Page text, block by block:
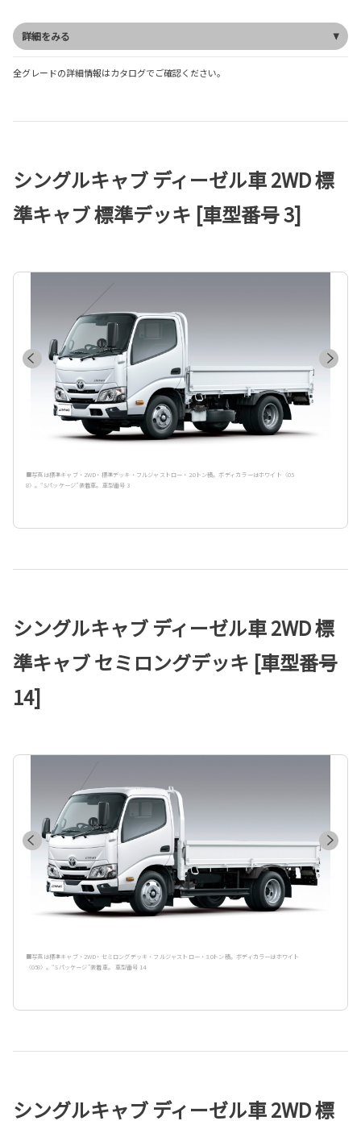
詳細をみる
全グレードの詳細情報はカタログでご確認ください。
シングルキャブ ディーゼル車 2WD 標
準キャブ 標準デッキ [車型番号 3]
■写真は標準キャブ・2WD・標準デッキ・フルジャストロー・2.0トン積。ボディカラーはホワイト〈05
8〉。“Sパッケージ”装着車。車型番号 3
シングルキャブ ディーゼル車 2WD 標
準キャブ セミロングデッキ [車型番号
14]
■写真は標準キャブ・2WD・セミロングデッキ・フルジャストロー・3.0トン積。ボディカラーはホワイト
〈058〉。“Sパッケージ”装着車。 車型番号 14
シングルキャブ ディーゼル車 2WD 標